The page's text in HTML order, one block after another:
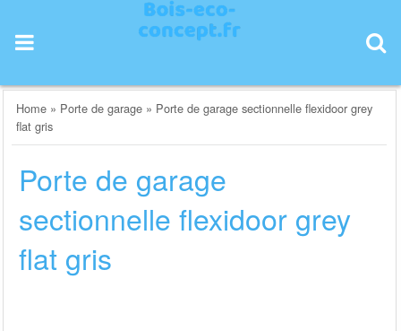
content
Home » Porte de garage » Porte de garage sectionnelle flexidoor grey
flat gris
Porte de garage
sectionnelle flexidoor grey
flat gris